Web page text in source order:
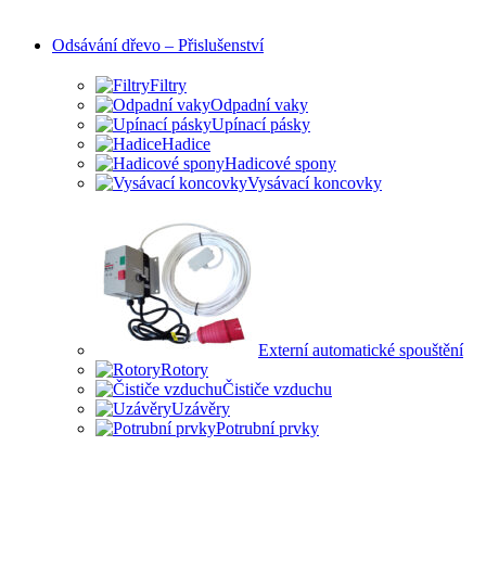
Odsávání dřevo – Přislušenství
Filtry
Odpadní vaky
Upínací pásky
Hadice
Hadicové spony
Vysávací koncovky
Externí automatické spouštění
Rotory
Čističe vzduchu
Uzávěry
Potrubní prvky